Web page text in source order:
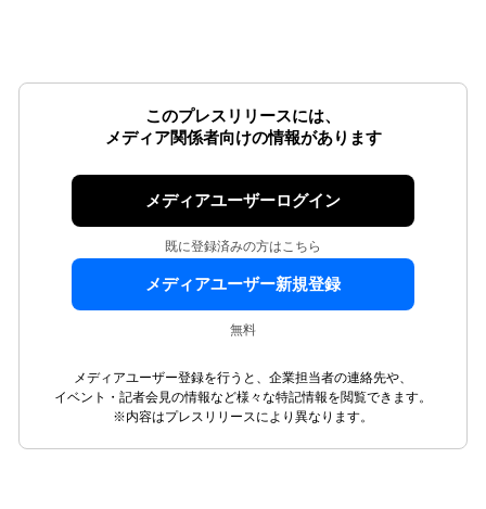
このプレスリリースには、
メディア関係者向けの情報があります
メディアユーザーログイン
既に登録済みの方はこちら
メディアユーザー新規登録
無料
メディアユーザー登録を行うと、企業担当者の連絡先や、
イベント・記者会見の情報など様々な特記情報を閲覧できます。
※内容はプレスリリースにより異なります。